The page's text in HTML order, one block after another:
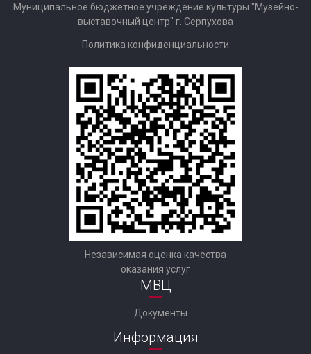
Муниципальное бюджетное учреждение культуры "Музейно-
выставочный центр" г. Серпухова
Политика конфиденциальности
Независимая оценка качества
оказания услуг
МВЦ
Документы
Информация